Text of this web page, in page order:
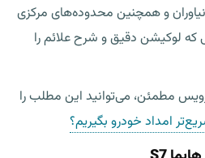
نیاوران و همچنین محدوده‌های مرکزی
لوکیشن دقیق و شرح علائم را
مطمئن، می‌توانید این مطلب را
امداد خودرو بگیریم؟